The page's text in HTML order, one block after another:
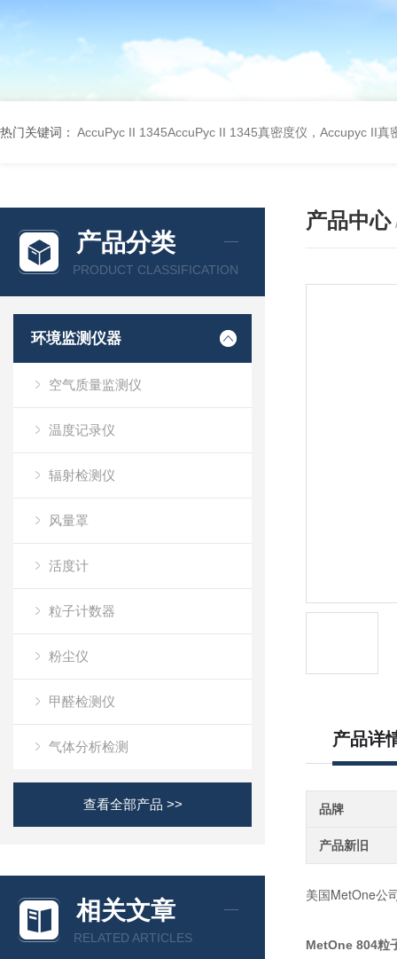
热门关键词： AccuPyc II 1345AccuPyc II 1345真密度仪，Accupyc II真
产品分类
PRODUCT CLASSIFICATION
环境监测仪器
空气质量监测仪
温度记录仪
辐射检测仪
风量罩
活度计
粒子计数器
粉尘仪
甲醛检测仪
气体分析检测
查看全部产品 >>
相关文章
RELATED ARTICLES
产品中心
产品详
品牌
产品新旧
美国MetOne公
MetOne 804粒